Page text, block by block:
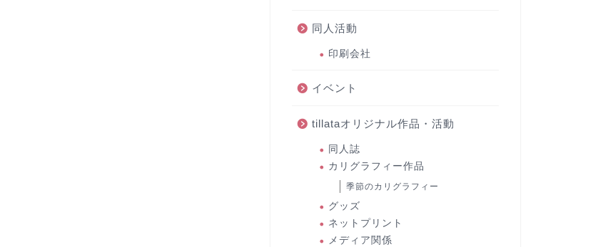
同人活動
印刷会社
イベント
tillataオリジナル作品・活動
同人誌
カリグラフィー作品
季節のカリグラフィー
グッズ
ネットプリント
メディア関係